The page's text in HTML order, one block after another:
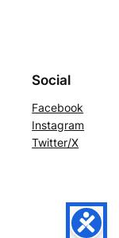
Social
Facebook
Instagram
Twitter/X